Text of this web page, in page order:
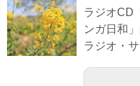
ラジオCD
ンガ日和
ラジオ・